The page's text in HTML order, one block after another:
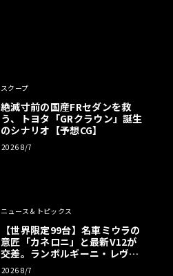
スクープ
絶滅寸前の国産FRセダンを救
う、トヨタ「GRクラウン」誕生
のシナリオ【予想CG】
2026 8/7
ニュース＆トピックス
【世界限定99台】名車ミウラの
意匠「カネロニ」と最新V12が
交差。ランボルギーニ・レヴエ
ルトに60周年記念車が登場
2026 8/7